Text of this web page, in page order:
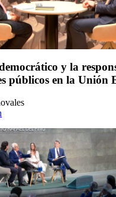
y la
públicos en la Unión